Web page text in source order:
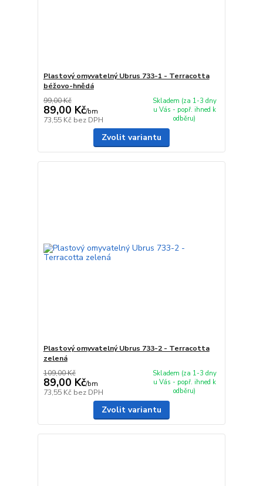
Plastový omyvatelný Ubrus 733-1 - Terracotta
béžovo-hnědá
99,00 Kč
89,00 Kč/bm
73,55 Kč bez DPH
Skladem (za 1-3 dny
u Vás - popř. ihned k
odběru)
Zvolit variantu
Plastový omyvatelný Ubrus 733-2 - Terracotta
zelená
109,00 Kč
89,00 Kč/bm
73,55 Kč bez DPH
Skladem (za 1-3 dny
u Vás - popř. ihned k
odběru)
Zvolit variantu